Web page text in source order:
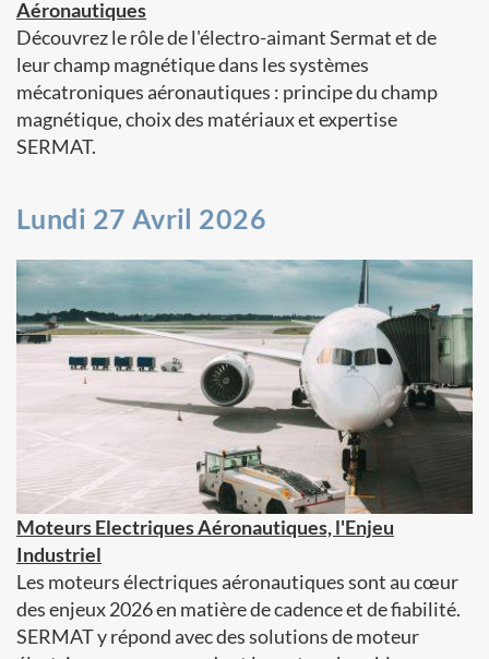
Aéronautiques
Découvrez le rôle de l'électro-aimant Sermat et de
leur champ magnétique dans les systèmes
mécatroniques aéronautiques : principe du champ
magnétique, choix des matériaux et expertise
SERMAT.
Lundi 27 Avril 2026
Moteurs Electriques Aéronautiques, l'Enjeu
Industriel
Les moteurs électriques aéronautiques sont au cœur
des enjeux 2026 en matière de cadence et de fiabilité.
SERMAT y répond avec des solutions de moteur